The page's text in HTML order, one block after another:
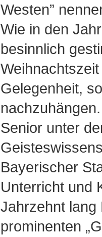
Westen”
Wie in den
besinnlich
Gelegenheit,
Senior unter
Bayerischer
Unterricht und
Jahrzehnt lang
prominenten